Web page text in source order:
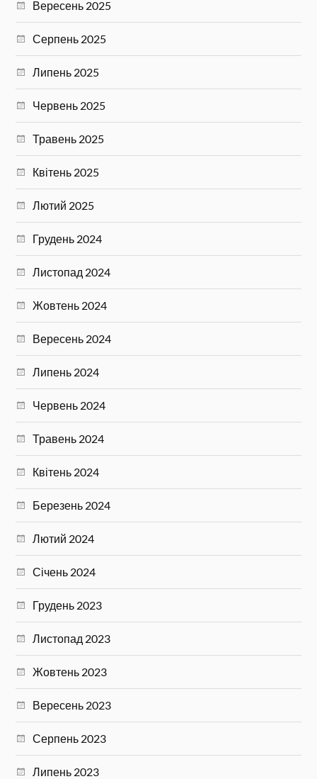
Вересень 2025
Серпень 2025
Липень 2025
Червень 2025
Травень 2025
Квітень 2025
Лютий 2025
Грудень 2024
Листопад 2024
Жовтень 2024
Вересень 2024
Липень 2024
Червень 2024
Травень 2024
Квітень 2024
Березень 2024
Лютий 2024
Січень 2024
Грудень 2023
Листопад 2023
Жовтень 2023
Вересень 2023
Серпень 2023
Липень 2023